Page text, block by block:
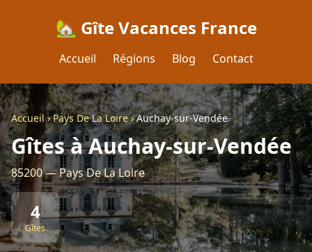
🏡 Gîte Vacances France
Accueil Régions Blog Contact
Accueil›Pays De La Loire›Auchay-sur-Vendée
Gîtes à Auchay-sur-Vendée
85200 — Pays De La Loire
4
Gîtes